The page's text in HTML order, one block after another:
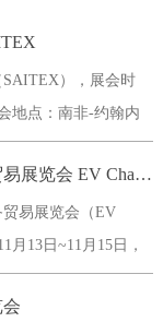
SAITEX），展会时
地点：南非-约翰内
Africa-南非桑顿会议
土耳其国际电动车充电站设备贸易展览会 EV Charger show
易展览会（EV
月13日~11月15日，
布尔展览中心，主办